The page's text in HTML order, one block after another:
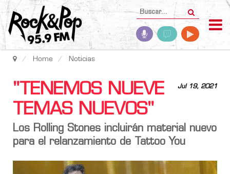
Home Noticias
Jul 19, 2021
"TENEMOS NUEVE
TEMAS NUEVOS"
Los Rolling Stones incluirán material nuevo
para el relanzamiento de Tattoo You